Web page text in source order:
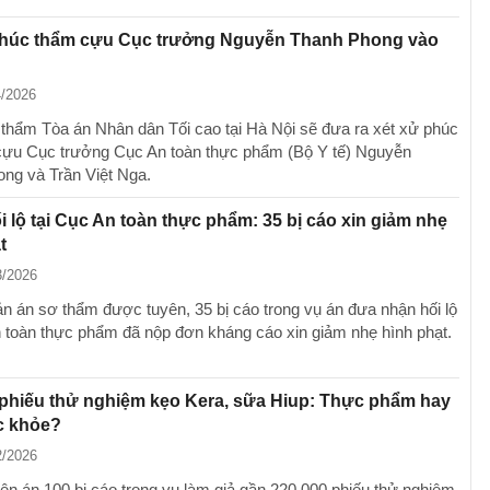
thẩm cựu Cục trưởng Nguyễn Thanh Phong vào
2026
Tòa án Nhân dân Tối cao tại Hà Nội sẽ đưa ra xét xử phúc
Cục trưởng Cục An toàn thực phẩm (Bộ Y tế) Nguyễn
và Trần Việt Nga.
lộ tại Cục An toàn thực phẩm: 35 bị cáo xin giảm nhẹ
2026
án sơ thẩm được tuyên, 35 bị cáo trong vụ án đưa nhận hối lộ
toàn thực phẩm đã nộp đơn kháng cáo xin giảm nhẹ hình phạt.
thử nghiệm kẹo Kera, sữa Hiup: Thực phẩm hay
khỏe?
2026